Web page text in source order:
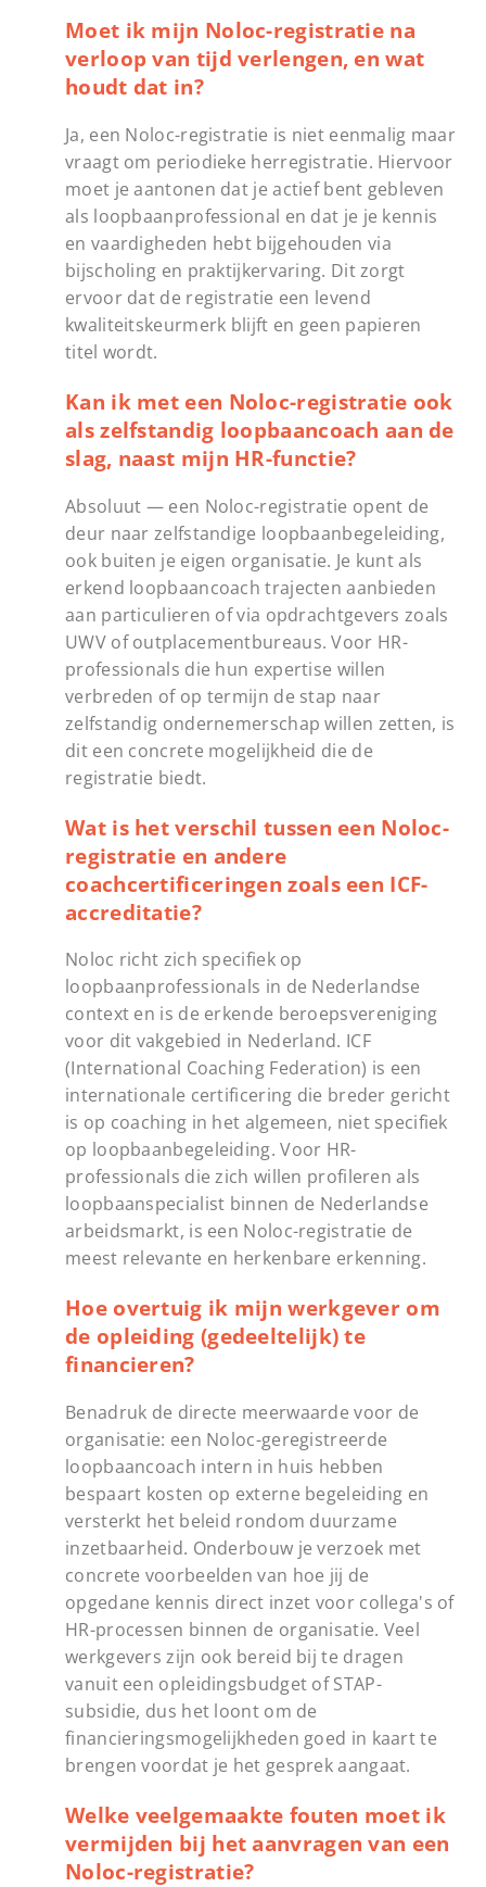
Moet ik mijn Noloc-registratie na
verloop van tijd verlengen, en wat
houdt dat in?
Ja, een Noloc-registratie is niet eenmalig maar
vraagt om periodieke herregistratie. Hiervoor
moet je aantonen dat je actief bent gebleven
als loopbaanprofessional en dat je je kennis
en vaardigheden hebt bijgehouden via
bijscholing en praktijkervaring. Dit zorgt
ervoor dat de registratie een levend
kwaliteitskeurmerk blijft en geen papieren
titel wordt.
Kan ik met een Noloc-registratie ook
als zelfstandig loopbaancoach aan de
slag, naast mijn HR-functie?
Absoluut — een Noloc-registratie opent de
deur naar zelfstandige loopbaanbegeleiding,
ook buiten je eigen organisatie. Je kunt als
erkend loopbaancoach trajecten aanbieden
aan particulieren of via opdrachtgevers zoals
UWV of outplacementbureaus. Voor HR-
professionals die hun expertise willen
verbreden of op termijn de stap naar
zelfstandig ondernemerschap willen zetten, is
dit een concrete mogelijkheid die de
registratie biedt.
Wat is het verschil tussen een Noloc-
registratie en andere
coachcertificeringen zoals een ICF-
accreditatie?
Noloc richt zich specifiek op
loopbaanprofessionals in de Nederlandse
context en is de erkende beroepsvereniging
voor dit vakgebied in Nederland. ICF
(International Coaching Federation) is een
internationale certificering die breder gericht
is op coaching in het algemeen, niet specifiek
op loopbaanbegeleiding. Voor HR-
professionals die zich willen profileren als
loopbaanspecialist binnen de Nederlandse
arbeidsmarkt, is een Noloc-registratie de
meest relevante en herkenbare erkenning.
Hoe overtuig ik mijn werkgever om
de opleiding (gedeeltelijk) te
financieren?
Benadruk de directe meerwaarde voor de
organisatie: een Noloc-geregistreerde
loopbaancoach intern in huis hebben
bespaart kosten op externe begeleiding en
versterkt het beleid rondom duurzame
inzetbaarheid. Onderbouw je verzoek met
concrete voorbeelden van hoe jij de
opgedane kennis direct inzet voor collega's of
HR-processen binnen de organisatie. Veel
werkgevers zijn ook bereid bij te dragen
vanuit een opleidingsbudget of STAP-
subsidie, dus het loont om de
financieringsmogelijkheden goed in kaart te
brengen voordat je het gesprek aangaat.
Welke veelgemaakte fouten moet ik
vermijden bij het aanvragen van een
Noloc-registratie?